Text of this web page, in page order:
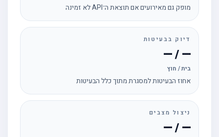
מופק גם מאירועים אם תוצאת ה־API לא זמינה
דיוק בבעיטות
— / —
בית / חוץ
אחוז הבעיטות למסגרת מתוך כלל הבעיטות
ניצול מצבים
— / —